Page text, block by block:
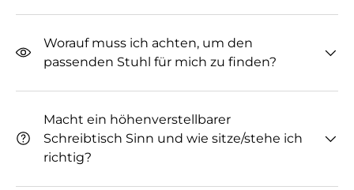
Worauf muss ich achten, um den
passenden Stuhl für mich zu finden?
Macht ein höhenverstellbarer
Schreibtisch Sinn und wie sitze/stehe ich
richtig?